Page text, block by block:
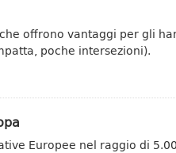
offrono vantaggi per gli
poche intersezioni).
Europee nel raggio di